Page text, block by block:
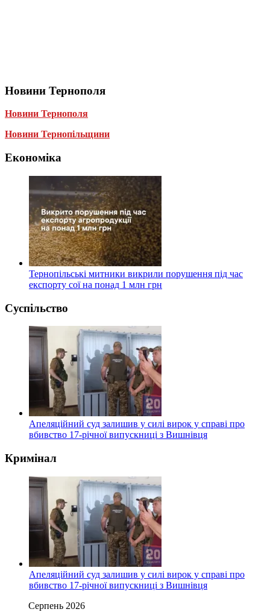
Новини Тернополя
Новини Тернополя
Новини Тернопільщини
Економіка
Тернопільські митники викрили порушення під час
експорту сої на понад 1 млн грн
Суспільство
Апеляційний суд залишив у силі вирок у справі про
вбивство 17-річної випускниці з Вишнівця
Кримінал
Апеляційний суд залишив у силі вирок у справі про
вбивство 17-річної випускниці з Вишнівця
Серпень 2026